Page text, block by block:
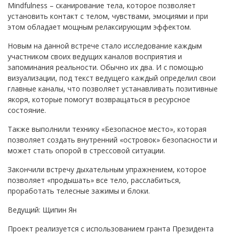
Mindfulness – сканирование тела, которое позволяет
установить контакт с телом, чувствами, эмоциями и при
этом обладает мощным релаксирующим эффектом.
Новым на данной встрече стало исследование каждым
участником своих ведущих каналов восприятия и
запоминания реальности. Обычно их два. И с помощью
визуализации, под текст ведущего каждый определил свои
главные каналы, что позволяет устанавливать позитивные
якоря, которые помогут возвращаться в ресурсное
состояние.
Также выполнили технику «Безопасное место», которая
позволяет создать внутренний «островок» безопасности и
может стать опорой в стрессовой ситуации.
Закончили встречу дыхательным упражнением, которое
позволяет «продышать» все тело, расслабиться,
проработать телесные зажимы и блоки.
Ведущий: Щипин Ян
Проект реализуется с использованием гранта Президента